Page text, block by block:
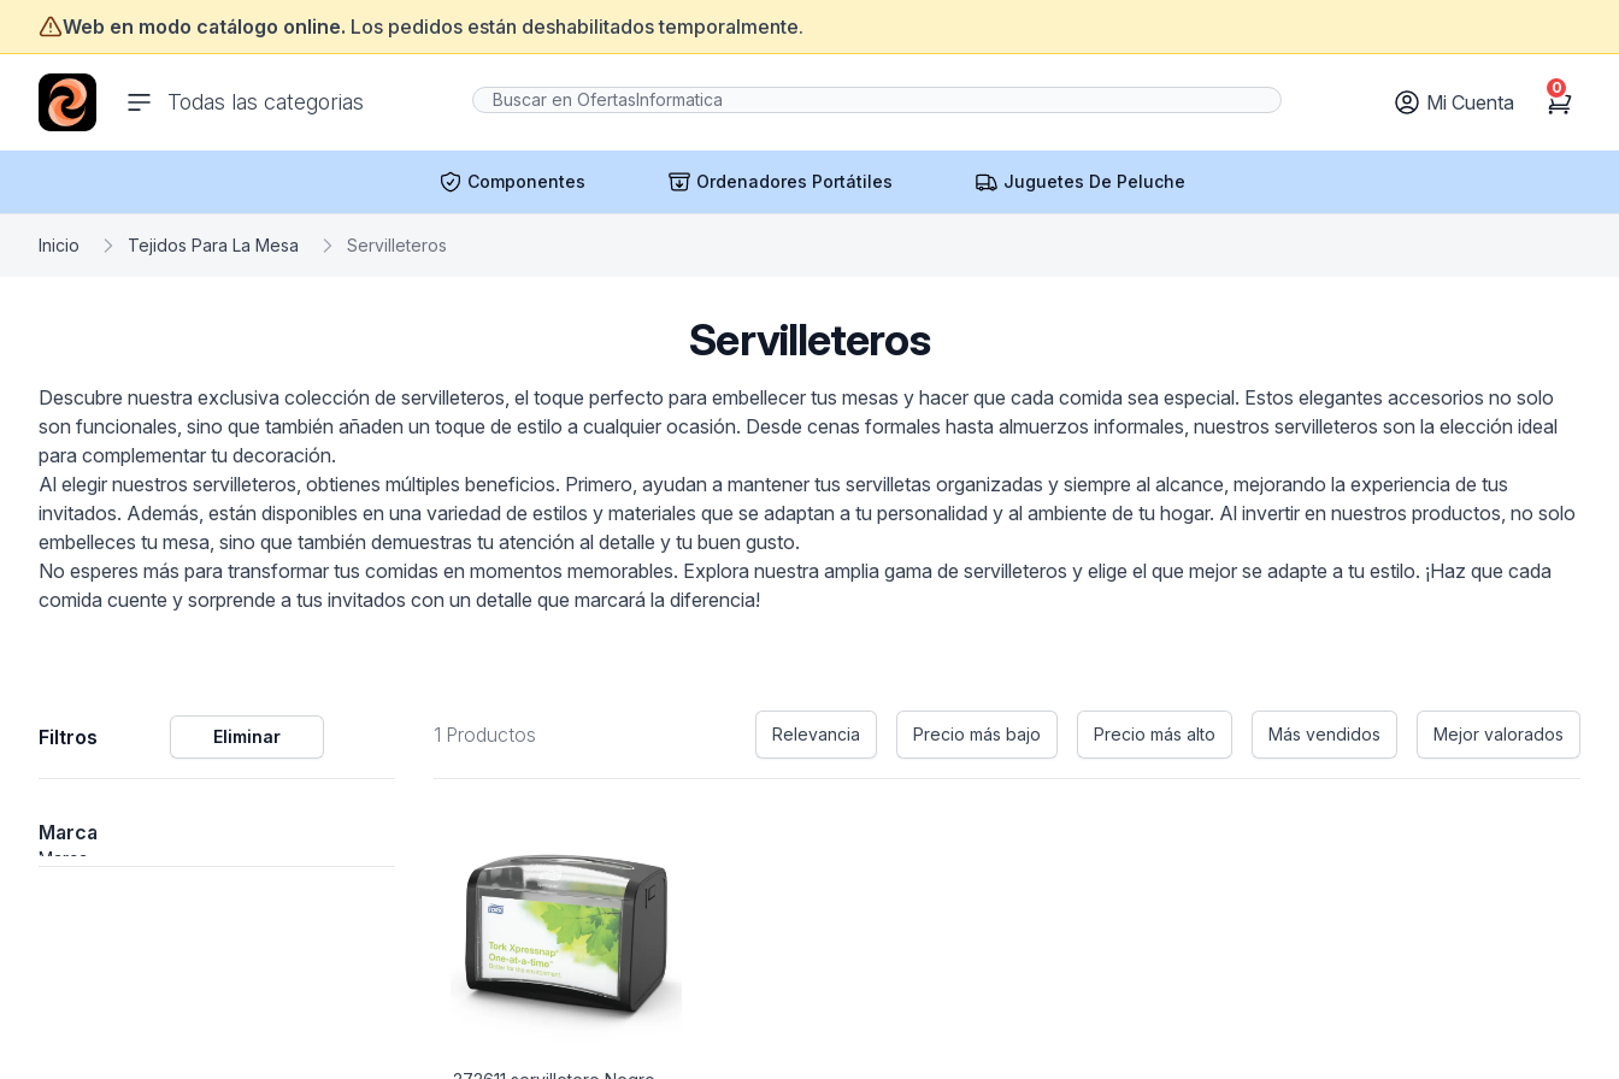
Web en modo catálogo online. Los pedidos están deshabilitados temporalmente.
Todas las categorias
ofertasinformatica.com
Mi Cuenta Cart
0
Componentes Ordenadores Portátiles Juguetes De Peluche
Inicio Tejidos Para La Mesa Servilleteros
Servilleteros
Descubre nuestra exclusiva colección de servilleteros, el toque perfecto para embellecer tus mesas y hacer que cada comida sea especial. Estos elegantes accesorios no solo
son funcionales, sino que también añaden un toque de estilo a cualquier ocasión. Desde cenas formales hasta almuerzos informales, nuestros servilleteros son la elección ideal
para complementar tu decoración.
Al elegir nuestros servilleteros, obtienes múltiples beneficios. Primero, ayudan a mantener tus servilletas organizadas y siempre al alcance, mejorando la experiencia de tus
invitados. Además, están disponibles en una variedad de estilos y materiales que se adaptan a tu personalidad y al ambiente de tu hogar. Al invertir en nuestros productos, no solo
embelleces tu mesa, sino que también demuestras tu atención al detalle y tu buen gusto.
No esperes más para transformar tus comidas en momentos memorables. Explora nuestra amplia gama de servilleteros y elige el que mejor se adapte a tu estilo. ¡Haz que cada
comida cuente y sorprende a tus invitados con un detalle que marcará la diferencia!
Filtros Eliminar
Marca
Marca
1 Productos Relevancia Precio más bajo Precio más alto Más vendidos Mejor valorados